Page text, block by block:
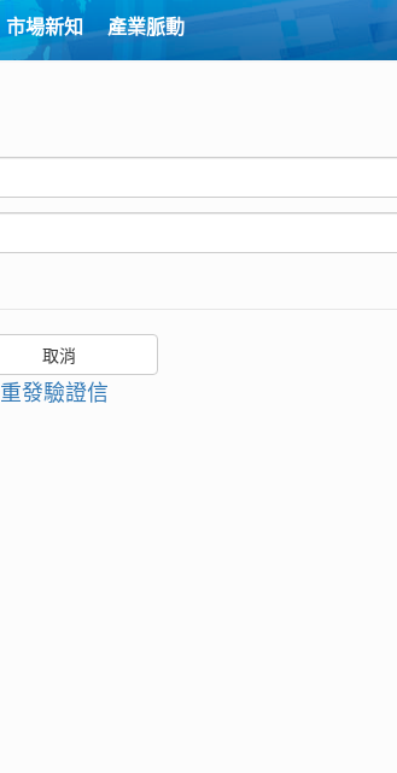
市場新知 產業脈動
重發驗證信